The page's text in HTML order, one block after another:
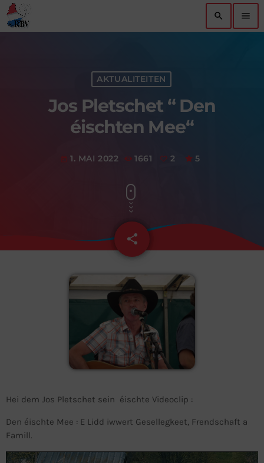
search menu
AKTUALITEITEN
Jos Pletschet “ Den
éischten Mee“
today 1. MAI 2022 1661 2 5
share
email
Hei dem Jos Pletschet sein éischte Videoclip :
Den éischte Mee : E Lidd iwwert Gesellegkeet, Frendschaft a
Famill.
V